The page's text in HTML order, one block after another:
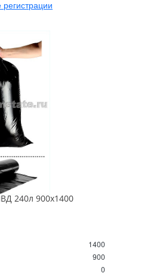
240л 900х1400
1400
900
0